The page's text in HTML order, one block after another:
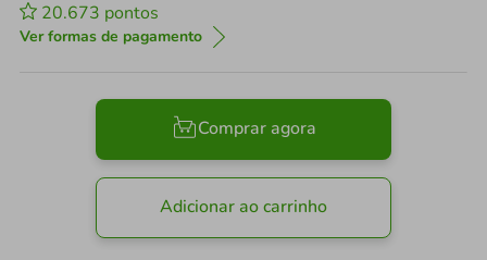
20.673 pontos
Ver formas de pagamento
Comprar agora
Adicionar ao carrinho